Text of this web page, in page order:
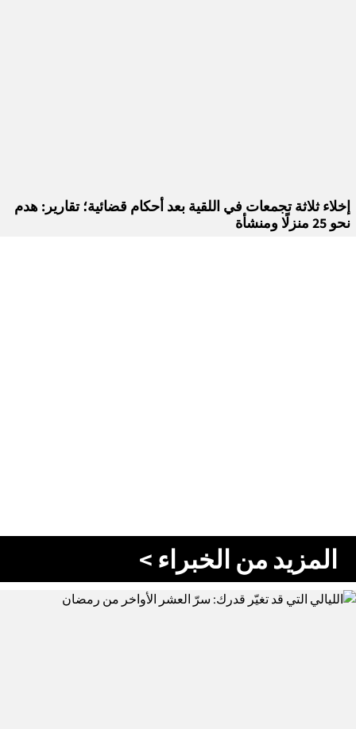
إخلاء ثلاثة تجمعات في اللقية بعد أحكام قضائية؛ تقارير: هدم
نحو 25 منزلًا ومنشأة
المزيد من الخبراء >